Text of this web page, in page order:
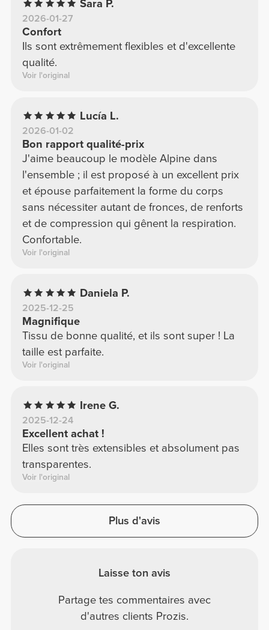
Sara P.
2026-01-27
Confort
Ils sont extrêmement flexibles et d'excellente
qualité.
Voir l'original
Lucía L.
2026-01-02
Bon rapport qualité-prix
J'aime beaucoup le modèle Alpine dans
l'ensemble ; il est proposé à un excellent prix
et épouse parfaitement la forme du corps
sans nécessiter autant de fronces, de renforts
et de compression qui gênent la respiration.
Confortable.
Voir l'original
Daniela P.
2025-12-25
Magnifique
Tissu de bonne qualité, et ils sont super ! La
taille est parfaite.
Voir l'original
Irene G.
2025-12-24
Excellent achat !
Elles sont très extensibles et absolument pas
transparentes.
Voir l'original
Plus d'avis
Laisse ton avis
Partage tes commentaires avec
d'autres clients Prozis.